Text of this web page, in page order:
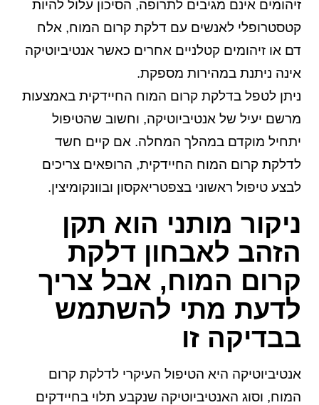
זיהומים אינם מגיבים לתרופה, הסיכון עלול להיות
קטסטרופלי לאנשים עם דלקת קרום המוח, אלח
דם או זיהומים קטלניים אחרים כאשר אנטיביוטיקה
אינה ניתנת במהירות מספקת.
ניתן לטפל בדלקת קרום המוח החיידקית באמצעות
מרשם יעיל של אנטיביוטיקה, וחשוב שהטיפול
יתחיל מוקדם במהלך המחלה. אם קיים חשד
לדלקת קרום המוח החיידקית, הרופאים צריכים
לבצע טיפול ראשוני בצפטריאקסון ובוונקומיצין.
ניקור מותני הוא תקן
הזהב לאבחון דלקת
קרום המוח, אבל צריך
לדעת מתי להשתמש
בבדיקה זו
אנטיביוטיקה היא הטיפול העיקרי לדלקת קרום
המוח, וסוג האנטיביוטיקה שנקבע תלוי בחיידקים